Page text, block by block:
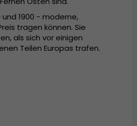
und 1900 - moderne,
tragen können. Sie
als sich vor einigen
Teilen Europas trafen.